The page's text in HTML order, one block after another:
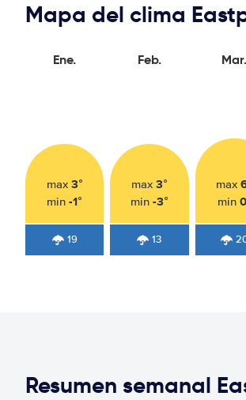
Mapa del clima
Ene.
max 3°
min-1°
19
Feb.
max 3°
min -3°
13
Mar.
max
min
Resumen semanal